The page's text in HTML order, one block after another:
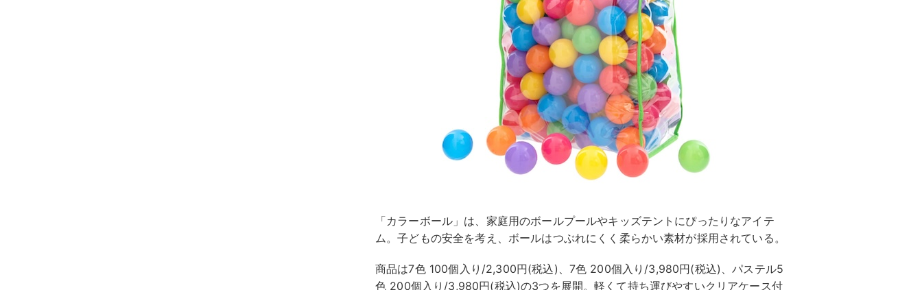
「カラーボール」は、家庭用のボールプールやキッズテントにぴったりなアイテ
ム。子どもの安全を考え、ボールはつぶれにくく柔らかい素材が採用されている。
商品は7色 100個入り/2,300円(税込)、7色 200個入り/3,980円(税込)、パステル5
色 200個入り/3,980円(税込)の3つを展開。軽くて持ち運びやすいクリアケース付